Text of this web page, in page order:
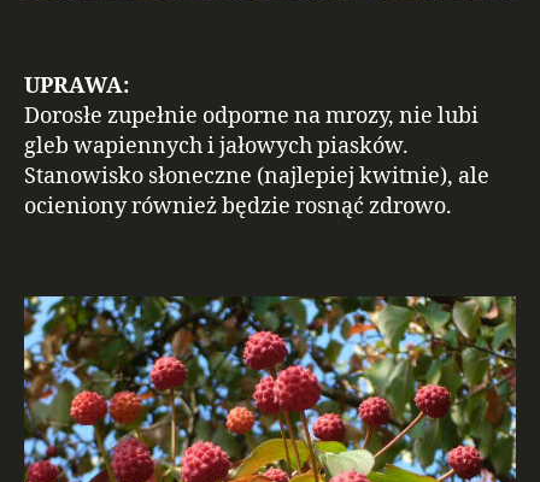
UPRAWA:
Dorosłe zupełnie odporne na mrozy, nie lubi
gleb wapiennych i jałowych piasków.
Stanowisko słoneczne (najlepiej kwitnie), ale
ocieniony również będzie rosnąć zdrowo.